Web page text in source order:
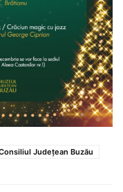
Județean Buzău